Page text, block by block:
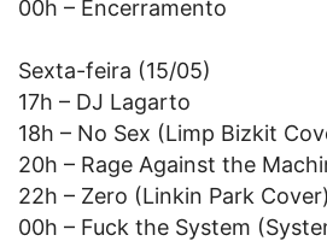
00h – Encerramento
Sexta-feira (15/05)
17h – DJ Lagarto
18h – No Sex (Limp Bizkit
20h – Rage Against the
22h – Zero (Linkin Park Cover)
00h – Fuck the System